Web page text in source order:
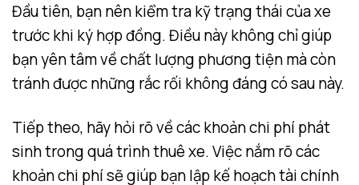
Đầu tiên, bạn nên kiểm tra kỹ trạng thái của xe
trước khi ký hợp đồng. Điều này không chỉ giúp
bạn yên tâm về chất lượng phương tiện mà còn
tránh được những rắc rối không đáng có sau này.
Tiếp theo, hãy hỏi rõ về các khoản chi phí phát
sinh trong quá trình thuê xe. Việc nắm rõ các
khoản chi phí sẽ giúp bạn lập kế hoạch tài chính